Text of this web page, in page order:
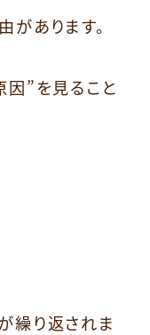
があります。
因”を見ること
繰り返されま